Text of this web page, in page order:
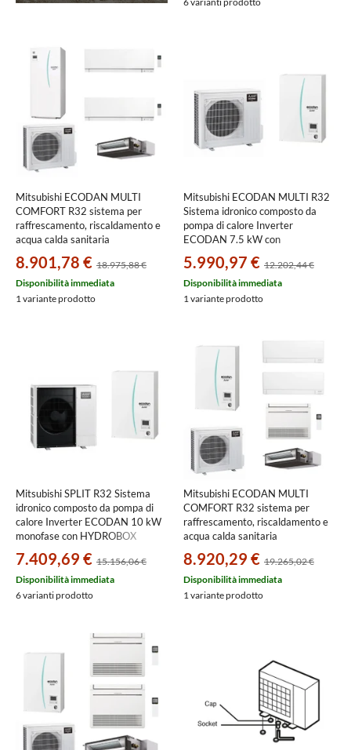
Mitsubishi ECODAN MULTI
COMFORT R32 sistema per
raffrescamento, riscaldamento e
acqua calda sanitaria
unità esterna 7.5 kW | unità
interne split 18000 e parete
5000+5000 PXZ-4F75VG+SEZ-
8.901,78 € 18.975,88 €
Disponibilità immediata
1 variante prodotto
Mitsubishi ECODAN MULTI R32
Sistema idronico composto da
pompa di calore Inverter
ECODAN 7.5 kW con
PXZ-4F75VG+ERSD-VM2E
5.990,97 € 12.202,44 €
Disponibilità immediata
1 variante prodotto
Mitsubishi SPLIT R32 Sistema
idronico composto da pompa di
calore Inverter ECODAN 10 kW
monofase con HYDROBOX
SWM100VAA+ERSD-VM2E
7.409,69 € 15.156,06 €
Disponibilità immediata
6 varianti prodotto
Mitsubishi ECODAN MULTI
COMFORT R32 sistema per
raffrescamento, riscaldamento e
acqua calda sanitaria
esterna 8.5 kW | unità interne
canalizzabile 9000, a pavimento
9000 e a parete 9000+9000
8.920,29 € 19.265,02 €
Disponibilità immediata
1 variante prodotto